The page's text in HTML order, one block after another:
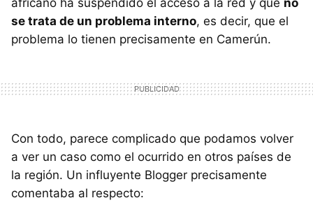
africano ha suspendido el acceso a la red y que no
se trata de un problema interno, es decir, que el
problema lo tienen precisamente en Camerún.
Con todo, parece complicado que podamos volver
a ver un caso como el ocurrido en otros países de
la región. Un influyente Blogger precisamente
comentaba al respecto: